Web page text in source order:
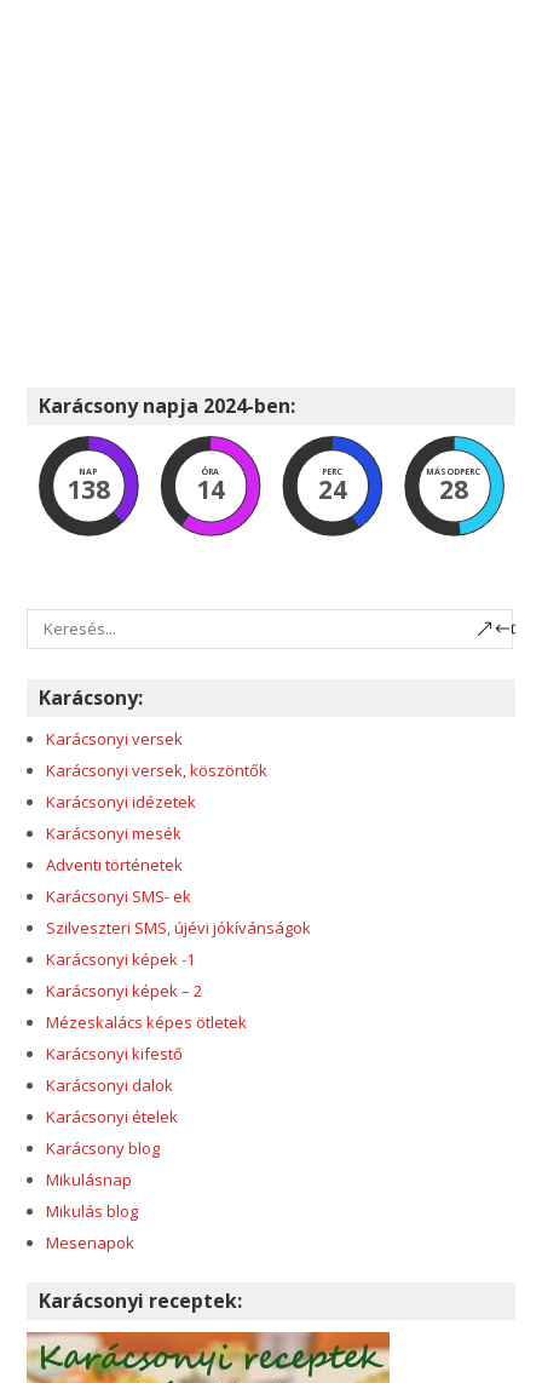
Karácsony napja 2024-ben:
NAP
138
ÓRA
14
PERC
24
MÁSODPERC
28
Karácsony:
Karácsonyi versek
Karácsonyi versek, köszöntők
Karácsonyi idézetek
Karácsonyi mesék
Adventi történetek
Karácsonyi SMS- ek
Szilveszteri SMS, újévi jókívánságok
Karácsonyi képek -1
Karácsonyi képek – 2
Mézeskalács képes ötletek
Karácsonyi kifestő
Karácsonyi dalok
Karácsonyi ételek
Karácsony blog
Mikulásnap
Mikulás blog
Mesenapok
Karácsonyi receptek: